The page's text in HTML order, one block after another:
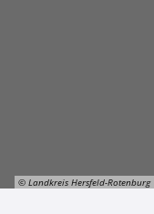
© Landkreis Hersfeld-Rotenburg